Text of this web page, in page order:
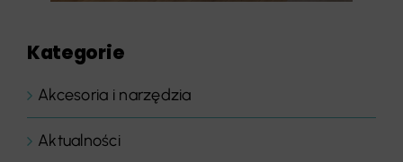
Kategorie
Akcesoria i narzędzia
Aktualności